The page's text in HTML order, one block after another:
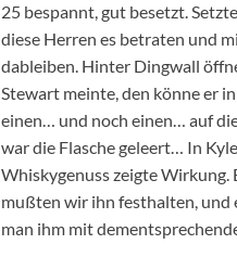
25 bespannt, gut besetzt.
diese Herren es betraten und
dableiben. Hinter Dingwall
Stewart meinte, den könne er
einen… und noch einen… auf
war die Flasche geleert… In
Whiskygenuss zeigte Wirkung.
mußten wir ihn festhalten, und
man ihm mit